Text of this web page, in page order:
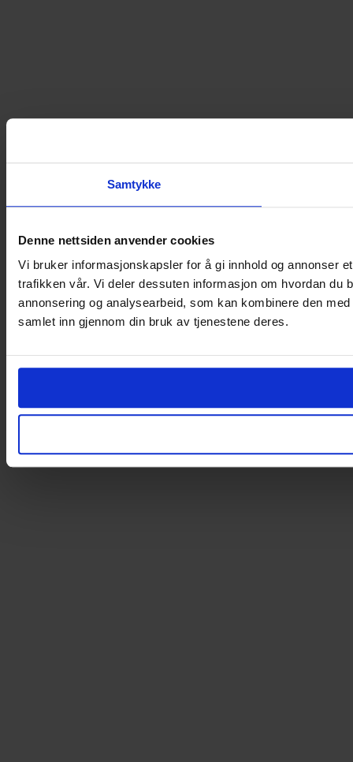
Samtykke
Denne nettsiden anvender cookies
Vi bruker informasjonskapsler for å gi innhold og annonser
trafikken vår. Vi deler dessuten informasjon om hvordan du
annonsering og analysearbeid, som kan kombinere den
samlet inn gjennom din bruk av tjenestene deres.